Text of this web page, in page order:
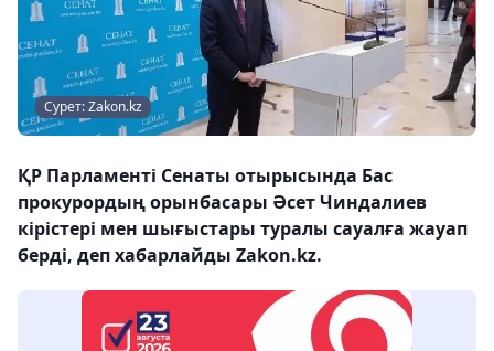
Сурет: Zakon.kz
ҚР Парламенті Сенаты отырысында Бас
прокурордың орынбасары Әсет Чиндалиев
кірістері мен шығыстары туралы сауалға жауап
берді, деп хабарлайды Zakon.kz.